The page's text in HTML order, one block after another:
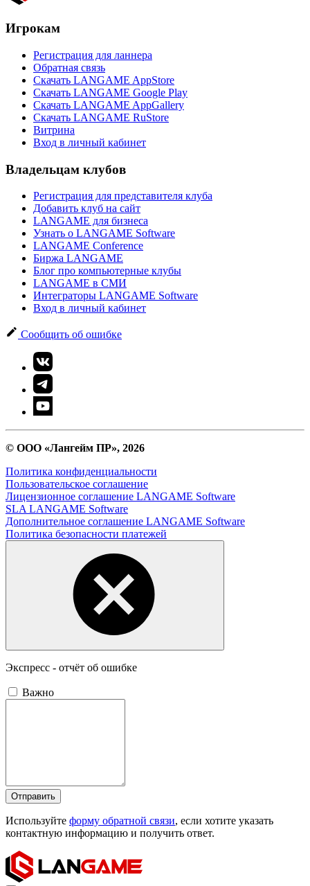
Игрокам
Регистрация для ланнера
Обратная связь
Скачать LANGAME AppStore
Скачать LANGAME Google Play
Скачать LANGAME AppGallery
Скачать LANGAME RuStore
Витрина
Вход в личный кабинет
Владельцам клубов
Регистрация для представителя клуба
Добавить клуб на сайт
LANGAME для бизнеса
Узнать о LANGAME Software
LANGAME Conference
Биржа LANGAME
Блог про компьютерные клубы
LANGAME в СМИ
Интеграторы LANGAME Software
Вход в личный кабинет
Сообщить об ошибке
© ООО «Лангейм ПР», 2026
Политика конфиденциальности
Пользовательское соглашение
Лицензионное соглашение LANGAME Software
SLA LANGAME Software
Дополнительное соглашение LANGAME Software
Политика безопасности платежей
Экспресс - отчёт об ошибке
Важно
Отправить
Используйте форму обратной связи, если хотите указать
контактную информацию и получить ответ.